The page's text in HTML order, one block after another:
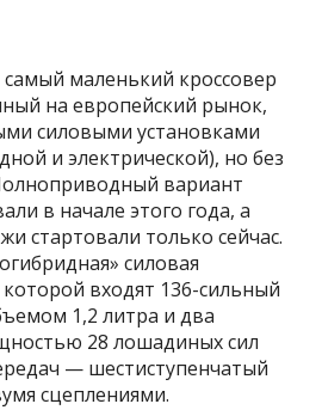
маленький кроссовер
на европейский рынок,
силовыми установками
и электрической), но без
вариант
в начале этого года, а
стартовали только сейчас.
силовая
которой входят 136-сильный
1,2 литра и два
28 лошадиных сил
— шестиступенчатый
сцеплениями.